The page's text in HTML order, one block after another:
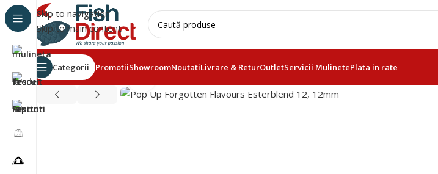
Skip to navigation
Skip to main content
Categorii PromotiiShowroomNoutatiLivrare & ReturOutletServicii MulinetePlata in rate